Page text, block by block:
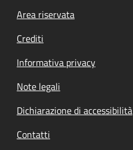
Footer menu
Area riservata
Crediti
Informativa privacy
Note legali
Dichiarazione di accessibilità
Contatti